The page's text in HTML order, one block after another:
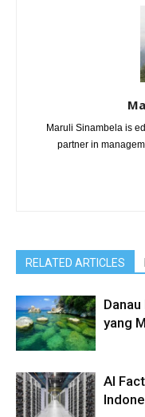
Maruli Sinambela is
partner in
RELATED ARTICLES
yang
AI